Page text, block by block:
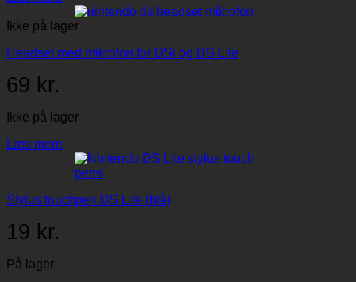
Ikke på lager
Headset med mikrofon for DSi og DS Lite
69 kr.
Ikke på lager
Læs mere
Stylus touchpen DS Lite (blå)
19 kr.
På lager